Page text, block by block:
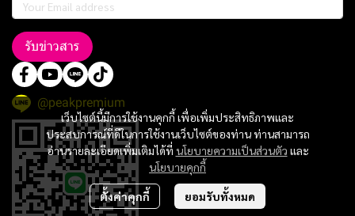
เว็บไซต์นี้มีการใช้งานคุกกี้ เพื่อเพิ่มประสิทธิภาพและ
ประสบการณ์ที่ดีในการใช้งานเว็บไซต์ของท่าน ท่านสามารถ
อ่านรายละเอียดเพิ่มเติมได้ที่ นโยบายความเป็นส่วนตัว และ
นโยบายคุกกี้
ตั้งค่าคุกกี้ ยอมรับทั้งหมด
รับข่าวสาร
@peakpremium